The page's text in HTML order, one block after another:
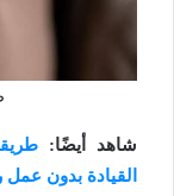
شاهد أيضًا:
القيادة بدون